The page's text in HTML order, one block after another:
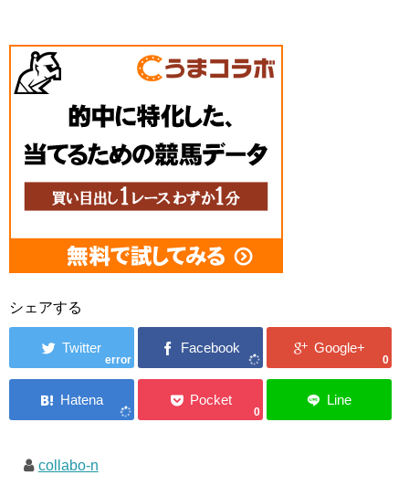
シェアする
error 0
0
collabo-n